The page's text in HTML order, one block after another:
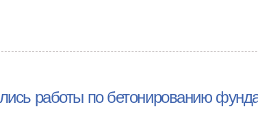
работы по бетонированию